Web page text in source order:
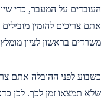
העובדים על המעבר, כדי
אתם צריכים להזמין
משרדים בראשון לציון
כשבוע לפני ההובלה אתם
שלא תמצאו זמן לכך. לכן